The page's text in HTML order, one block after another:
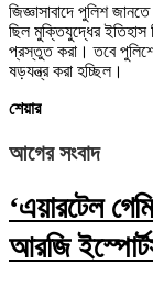
জিজ্ঞাসাবাদে পুলিশ
ছিল মুক্তিযুদ্ধের
প্রস্তুত করা। তবে
ষড়যন্ত্র করা হচ্ছিল।
শেয়ার
আগের সংবাদ
‘এয়ারটেল
আরজি